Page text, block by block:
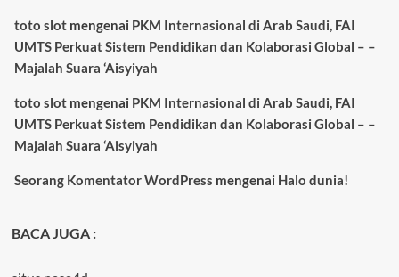
toto slotmengenai PKM Internasional di Arab Saudi, FAI
UMTS Perkuat Sistem Pendidikan dan Kolaborasi Global – –
Majalah Suara ‘Aisyiyah
toto slotmengenai PKM Internasional di Arab Saudi, FAI
UMTS Perkuat Sistem Pendidikan dan Kolaborasi Global – –
Majalah Suara ‘Aisyiyah
Seorang Komentator WordPress mengenai Halo dunia!
BACA JUGA :